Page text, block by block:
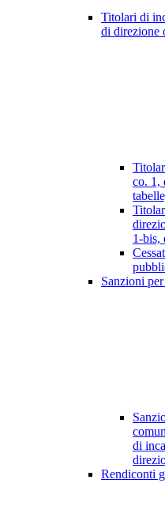
Titolari di
di direzione
co. 1,
1-bis,
Sanzioni
di
Rendiconti